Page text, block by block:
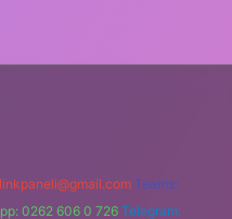
Teams:
0262 606 0 726 Telegram: